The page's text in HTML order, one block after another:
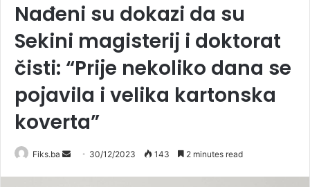
Nađeni su dokazi da su
Sekini magisterij i doktorat
čisti: “Prije nekoliko dana se
pojavila i velika kartonska
koverta”
Fiks.ba
Send 30/12/2023 143 2 minutes read